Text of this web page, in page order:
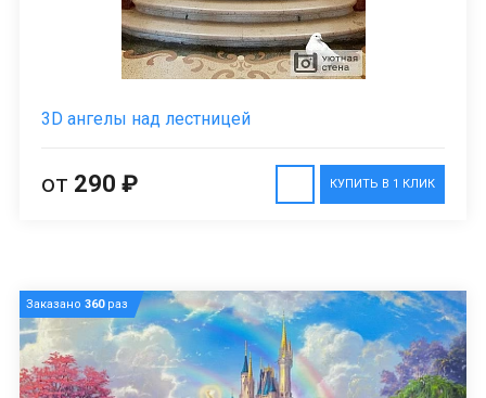
3D ангелы над лестницей
КУПИТЬ В 1 КЛИК
от 290 ₽
Заказано 360раз